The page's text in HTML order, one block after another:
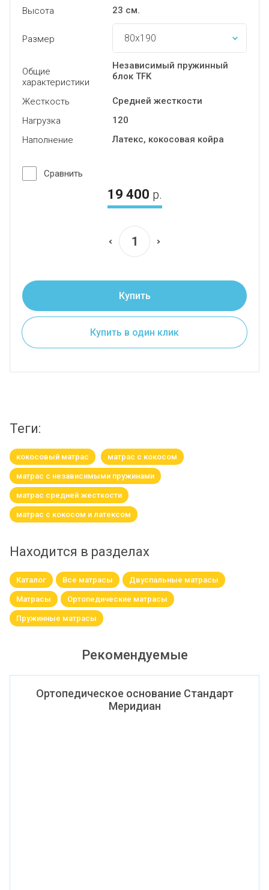
19 400 р.
Купить
Купить в один клик
Высота 23 см.
Размер
Общие
характеристики
Независимый пружинный
блок TFK
Жесткость
Средней жесткости
Нагрузка
120
Наполнение
Латекс, кокосовая койра
Сравнить
теги:
кокосовый матрас матрас с кокосом
матрас с независимыми пружинами
матрас средней жесткости
матрас с кокосом и латексом
Находится в разделах
Каталог Все матрасы Двуспальные матрасы
Матрасы Ортопедические матрасы
Пружинные матрасы
Рекомендуемые
Ортопедическое основание Стандарт
Меридиан